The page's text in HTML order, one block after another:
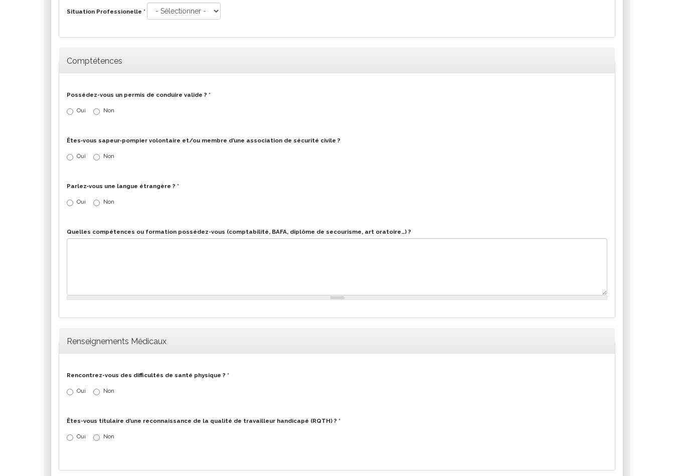
Situation Professionelle *
Comptétences
Possédez-vous un permis de conduire valide ? *
Oui Non
Êtes‐vous sapeur‐pompier volontaire et/ou membre d’une association de sécurité civile ?
Oui Non
Parlez‐vous une langue étrangère ? *
Oui Non
Quelles compétences ou formation possédez-vous (comptabilité, BAFA, diplôme de secourisme, art oratoire…) ?
Renseignements Médicaux
Rencontrez-vous des difficultés de santé physique ? *
Oui Non
Êtes-vous titulaire d’une reconnaissance de la qualité de travailleur handicapé (RQTH) ? *
Oui Non